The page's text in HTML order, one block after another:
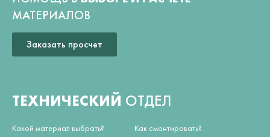
МАТЕРИАЛОВ
Заказать просчет
ТЕХНИЧЕСКИЙ ОТДЕЛ
Какой материал выбрать?
Как смонтировать?